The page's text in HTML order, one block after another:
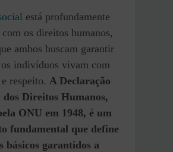
está profundamente
com os direitos humanos,
ambos buscam garantir
os indivíduos vivam com
respeito. A Declaração
dos Direitos Humanos,
ONU em 1948, é um
fundamental que define
básicos garantidos a